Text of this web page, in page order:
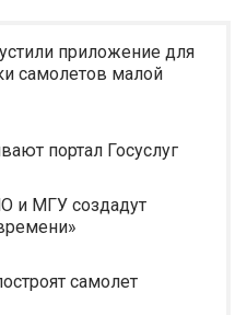
приложение для
самолетов малой
портал Госуслуг
МГУ создадут
самолет